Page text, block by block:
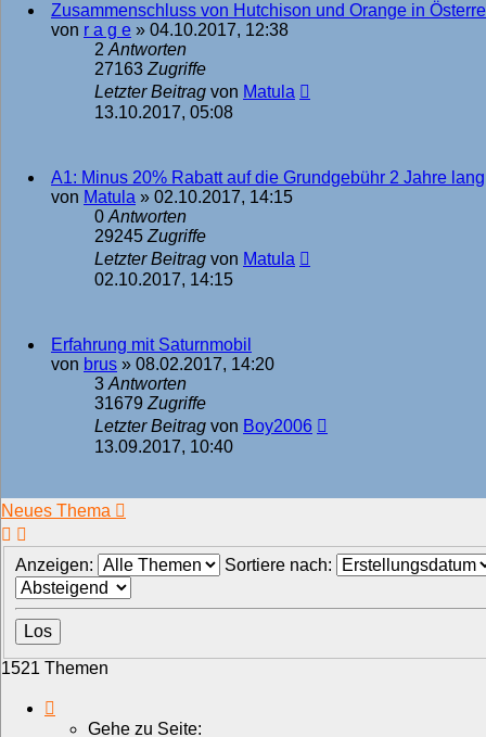
Zusammenschluss von Hutchison und Orange in
von r a g e » 04.10.2017, 12:38
2Antworten
27163Zugriffe
Letzter Beitrag von Matula
13.10.2017, 05:08
A1: Minus 20% Rabatt auf die Grundgebühr 2 Jahre lang
von Matula » 02.10.2017, 14:15
0Antworten
29245Zugriffe
Letzter Beitrag von Matula
02.10.2017, 14:15
Erfahrung mit Saturnmobil
von brus » 08.02.2017, 14:20
3Antworten
31679Zugriffe
Letzter Beitrag von Boy2006
13.09.2017, 10:40
Neues Thema
Anzeigen: Sortiere nach:
1521 Themen
Gehe zu Seite: